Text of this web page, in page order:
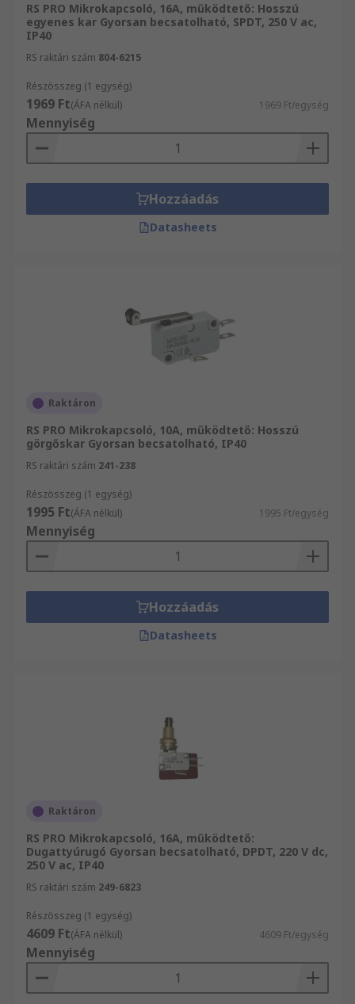
RS PRO Mikrokapcsoló, 16A, működtető: Hosszú
egyenes kar Gyorsan becsatolható, SPDT, 250 V ac,
IP40
RS raktári szám 804-6215
Részösszeg (1 egység)
1969 Ft(ÁFA nélkül) 1969 Ft/egység
Mennyiség
Hozzáadás
Datasheets
Raktáron
RS PRO Mikrokapcsoló, 10A, működtető: Hosszú
görgőskar Gyorsan becsatolható, IP40
RS raktári szám 241-238
Részösszeg (1 egység)
1995 Ft(ÁFA nélkül) 1995 Ft/egység
Mennyiség
Hozzáadás
Datasheets
Raktáron
RS PRO Mikrokapcsoló, 16A, működtető:
Dugattyúrugó Gyorsan becsatolható, DPDT, 220 V dc,
250 V ac, IP40
RS raktári szám 249-6823
Részösszeg (1 egység)
4609 Ft(ÁFA nélkül) 4609 Ft/egység
Mennyiség